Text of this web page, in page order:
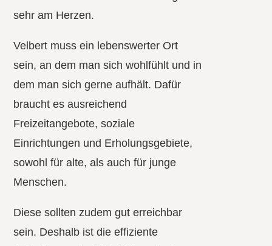
sehr am Herzen.
Velbert muss ein lebenswerter Ort
sein, an dem man sich wohlfühlt und in
dem man sich gerne aufhält. Dafür
braucht es ausreichend
Freizeitangebote, soziale
Einrichtungen und Erholungsgebiete,
sowohl für alte, als auch für junge
Menschen.
Diese sollten zudem gut erreichbar
sein. Deshalb ist die effiziente